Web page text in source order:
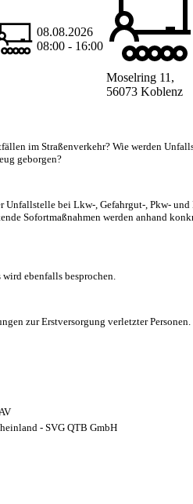
08.08.2026
08:00 - 16:00
Moselring 11,
56073 Koblenz
im Straßenverkehr? Wie werden
geborgen?
Unfallstelle bei Lkw-, Gefahrgut-, Pkw-
Sofortmaßnahmen werden anhand
ebenfalls besprochen.
zur Erstversorgung verletzter Personen.
- SVG QTB GmbH